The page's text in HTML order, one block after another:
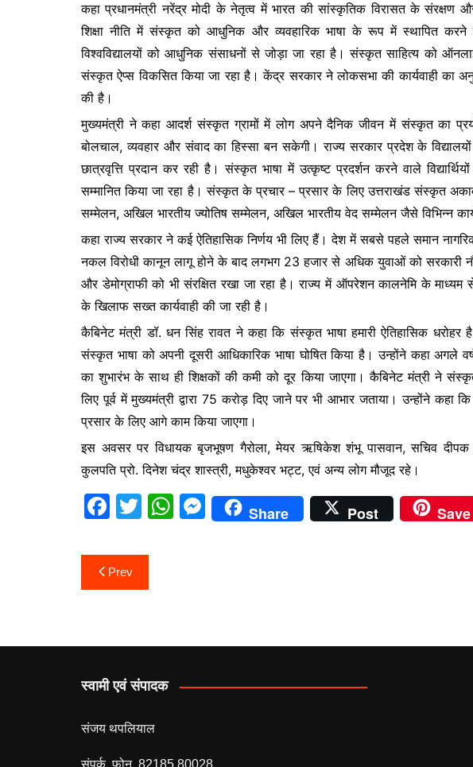
कहा प्रधानमंत्री नरेंद्र मोदी के नेतृत्व में भारत की सांस्कृतिक विरासत के संरक्षण
शिक्षा नीति में संस्कृत को आधुनिक और व्यवहारिक भाषा के रूप में स्थापित
विश्वविद्यालयों को आधुनिक संसाधनों से जोड़ा जा रहा है। संस्कृत साहित्य को
संस्कृत ऐप्स विकसित किया जा रहा है। केंद्र सरकार ने लोकसभा की कार्यवाही का
की है।
मुख्यमंत्री ने कहा आदर्श संस्कृत ग्रामों में लोग अपने दैनिक जीवन में संस्कृत का
बोलचाल, व्यवहार और संवाद का हिस्सा बन सकेगी। राज्य सरकार प्रदेश के
छात्रवृत्ति प्रदान कर रही है। संस्कृत भाषा में उत्कृष्ट प्रदर्शन करने वाले
सम्मानित किया जा रहा है। संस्कृत के प्रचार – प्रसार के लिए उत्तराखंड संस्कृत
सम्मेलन, अखिल भारतीय ज्योतिष सम्मेलन, अखिल भारतीय वेद सम्मेलन जैसे विभिन्न
कहा राज्य सरकार ने कई ऐतिहासिक निर्णय भी लिए हैं। देश में सबसे पहले समान
नकल विरोधी कानून लागू होने के बाद लगभग 23 हजार से अधिक युवाओं को सरकारी
और डेमोग्राफी को भी संरक्षित रखा जा रहा है। राज्य में ऑपरेशन कालनेमि के माध्यम
के खिलाफ सख्त कार्यवाही की जा रही है।
कैबिनेट मंत्री डॉ. धन सिंह रावत ने कहा कि संस्कृत भाषा हमारी ऐतिहासिक
संस्कृत भाषा को अपनी दूसरी आधिकारिक भाषा घोषित किया है। उन्होंने कहा अगले
का शुभारंभ के साथ ही शिक्षकों की कमी को दूर किया जाएगा। कैबिनेट मंत्री ने
लिए पूर्व में मुख्यमंत्री द्वारा 75 करोड़ दिए जाने पर भी आभार जताया। उन्होंने कहा
प्रसार के लिए आगे काम किया जाएगा।
इस अवसर पर विधायक बृजभूषण गैरोला, मेयर ऋषिकेश शंभू पासवान, सचिव दीपक
कुलपति प्रो. दिनेश चंद्र शास्त्री, मधुकेश्वर भट्ट, एवं अन्य लोग मौजूद रहे।
F
c
e
k
T
itt
er
W M
e
er
Share Post Save
Post
navigation
Prev
स्वामी एवं संपादक
संजय थपलियाल